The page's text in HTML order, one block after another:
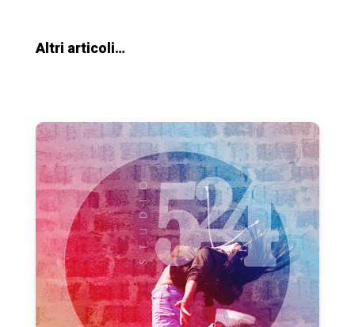
Altri articoli…